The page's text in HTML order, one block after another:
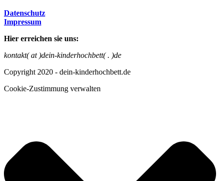
Datenschutz
Impressum
Hier erreichen sie uns:
kontakt( at )dein-kinderhochbett( . )de
Copyright 2020 - dein-kinderhochbett.de
Cookie-Zustimmung verwalten